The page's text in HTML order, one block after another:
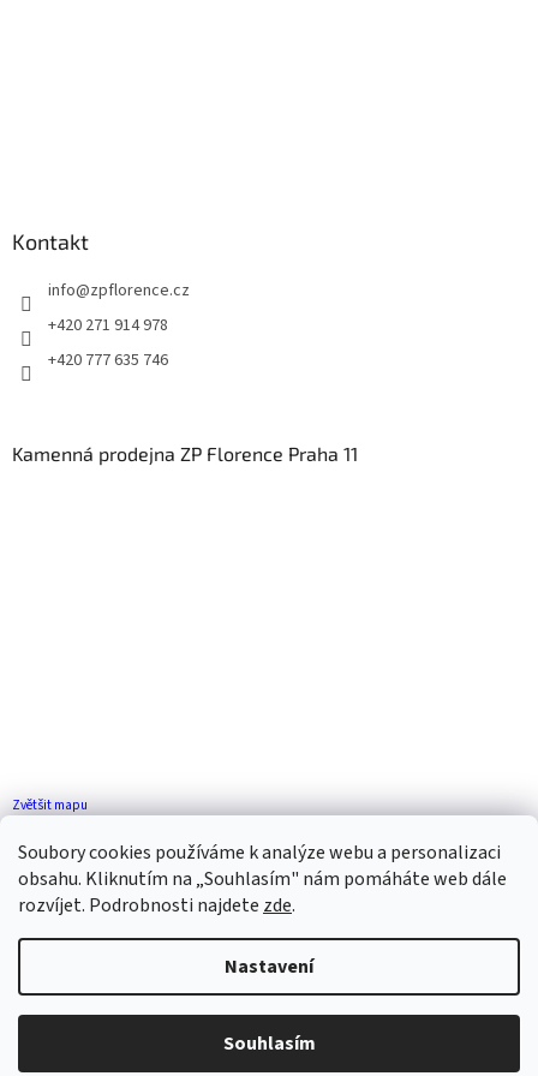
Soubory cookies používáme k analýze webu a personalizaci
obsahu. Kliknutím na „Souhlasím" nám pomáháte web dále
rozvíjet. Podrobnosti najdete zde.
Nastavení
Souhlasím
Kontakt
info@zpflorence.cz
+420 271 914 978
+420 777 635 746
Kamenná prodejna ZP Florence Praha 11
Zvětšit mapu
Vytvořil Shoptet
ZP FLORENCE. Všechna práva vyhrazena.